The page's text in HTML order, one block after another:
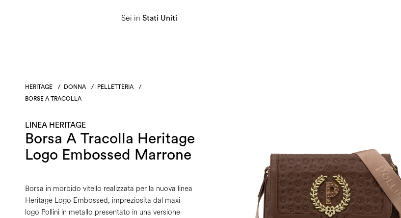
Sei in Stati Uniti
Uomo Linea Heritage
HERITAGE / DONNA / PELLETTERIA
/
BORSE A TRACOLLA
LINEA HERITAGE
Borsa A Tracolla Heritage
Logo Embossed Marrone
Borsa in morbido vitello realizzata per la nuova linea
Heritage Logo Embossed, impreziosita dal maxi
logo Pollini in metallo presentato in una versione